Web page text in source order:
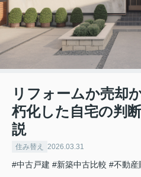
リフォームか売却
朽化した自宅の判
説
住み替え 2026.03.31
#中古戸建 #新築中古比較 #不動産